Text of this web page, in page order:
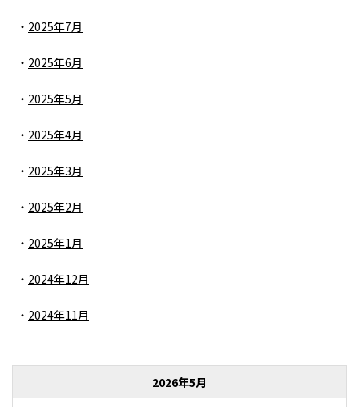
2025年7月
2025年6月
2025年5月
2025年4月
2025年3月
2025年2月
2025年1月
2024年12月
2024年11月
2026年5月